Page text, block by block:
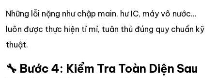
Những lỗi nặng như chập main, hư IC, máy vô nước…
luôn được thực hiện tỉ mỉ, tuân thủ đúng quy chuẩn kỹ
thuật.
🔧 Bước 4: Kiểm Tra Toàn Diện Sau